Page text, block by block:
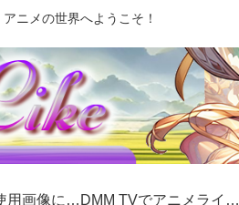
アニメの世界へようこそ！
当ブログの使用画像について DMM TVでアニメライフを充実！おすすめ作品とお得な利用方法